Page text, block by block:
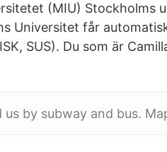
(MIU) Stockholms
Universitet får
SUS). Du som är
by subway and bus.